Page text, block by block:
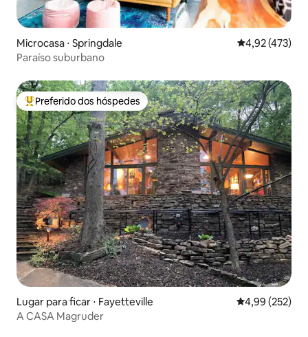
Microcasa ⋅ Springdale 4,92 de uma
4,92 (473)
Paraíso suburbano
Entre os melhores preferidos dos hóspedes
Preferido dos hóspedes
Lugar para ficar ⋅ Fayetteville 4,99 de uma
4,99 (252)
A CASA Magruder